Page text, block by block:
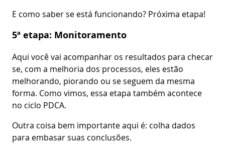
E como saber se está funcionando? Próxima etapa!
5ª etapa: Monitoramento
Aqui você vai acompanhar os resultados para checar
se, com a melhoria dos processos, eles estão
melhorando, piorando ou se seguem da mesma
forma. Como vimos, essa etapa também acontece
no ciclo PDCA.
Outra coisa bem importante aqui é: colha dados
para embasar suas conclusões.